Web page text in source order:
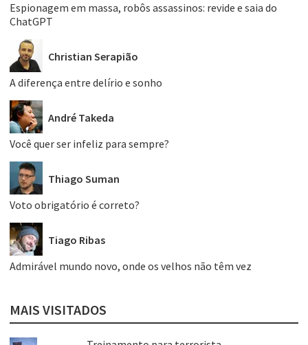
Espionagem em massa, robôs assassinos: revide e saia do
ChatGPT
Christian Serapião
A diferença entre delírio e sonho
André Takeda
Você quer ser infeliz para sempre?
Thiago Suman
Voto obrigatório é correto?
Tiago Ribas
Admirável mundo novo, onde os velhos não têm vez
MAIS VISITADOS